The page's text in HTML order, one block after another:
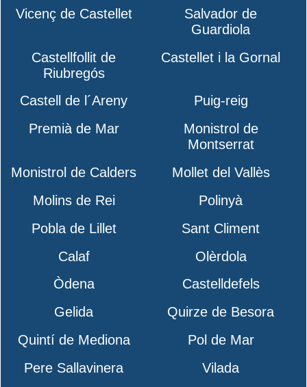
Vicenç de Castellet
Salvador de
Guardiola
Castellfollit de
Riubregós
Castellet i la Gornal
Castell de l´Areny
Puig-reig
Premià de Mar
Monistrol de
Montserrat
Monistrol de Calders
Mollet del Vallès
Molins de Rei
Polinyà
Pobla de Lillet
Sant Climent
Calaf
Olèrdola
Òdena
Castelldefels
Gelida
Quirze de Besora
Quintí de Mediona
Pol de Mar
Pere Sallavinera
Vilada